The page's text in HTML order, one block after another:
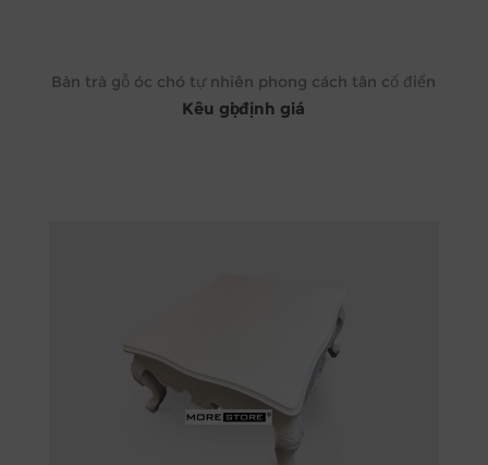
Bàn trà gỗ óc chó tự nhiên phong cách tân cổ điển
Kêu gọi định giá